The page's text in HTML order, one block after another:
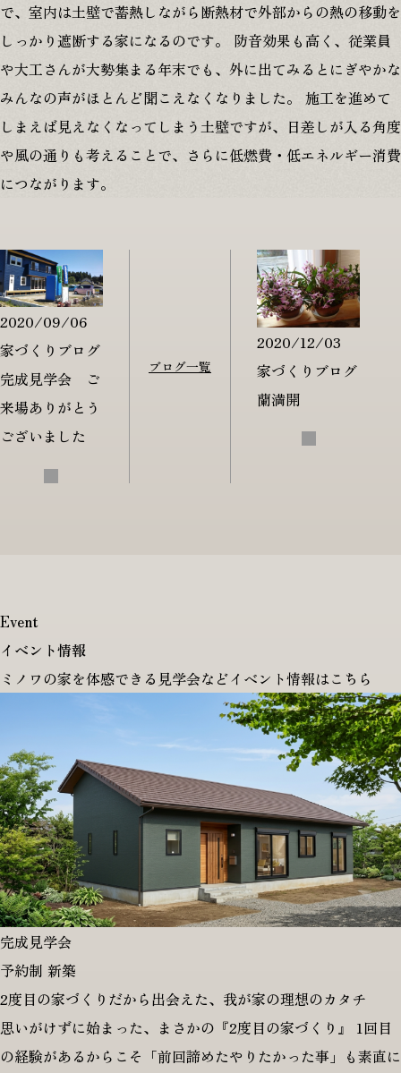
で、室内は土壁で蓄熱しながら断熱材で外部からの熱の移動を
しっかり遮断する家になるのです。 防音効果も高く、従業員
や大工さんが大勢集まる年末でも、外に出てみるとにぎやかな
みんなの声がほとんど聞こえなくなりました。 施工を進めて
しまえば見えなくなってしまう土壁ですが、日差しが入る角度
や風の通りも考えることで、さらに低燃費・低エネルギー消費
につながります。
2020/09/06
家づくりブログ
完成見学会 ご
来場ありがとう
ございました
ブログ一覧
2020/12/03
家づくりブログ
蘭満開
Event
イベント情報
ミノワの家を体感できる見学会などイベント情報はこちら
完成見学会
予約制 新築
2度目の家づくりだから出会えた、我が家の理想のカタチ
思いがけずに始まった、まさかの『2度目の家づくり』 1回目
の経験があるからこそ「前回諦めたやりたかった事」も素直に